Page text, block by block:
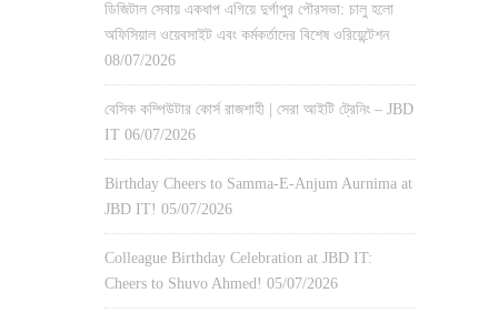
ডিজিটাল সেবায় একধাপ এগিয়ে দুর্গাপুর পৌরসভা: চালু হলো
অফিসিয়াল ওয়েবসাইট এবং কর্মকর্তাদের বিশেষ ওরিয়েন্টেশন
08/07/2026
বেসিক কম্পিউটার কোর্স রাজশাহী | সেরা আইটি ট্রেনিং – JBD
IT 06/07/2026
Birthday Cheers to Samma-E-Anjum Aurnima at
JBD IT! 05/07/2026
Colleague Birthday Celebration at JBD IT:
Cheers to Shuvo Ahmed! 05/07/2026